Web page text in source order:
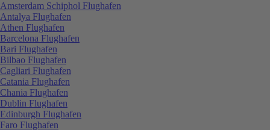
Amsterdam Schiphol Flughafen
Antalya Flughafen
Athen Flughafen
Barcelona Flughafen
Bari Flughafen
Bilbao Flughafen
Cagliari Flughafen
Catania Flughafen
Chania Flughafen
Dublin Flughafen
Edinburgh Flughafen
Faro Flughafen